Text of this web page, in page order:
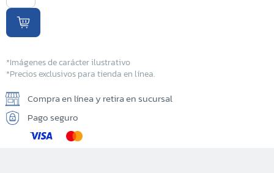
*Imágenes de carácter ilustrativo
*Precios exclusivos para tienda en línea.
Compra en línea y retira en sucursal
Pago seguro